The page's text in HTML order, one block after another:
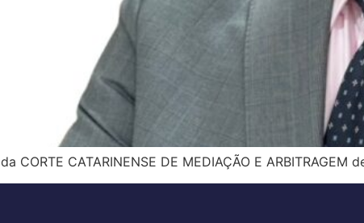
CORTE CATARINENSE DE MEDIAÇÃO E ARBITRAGEM